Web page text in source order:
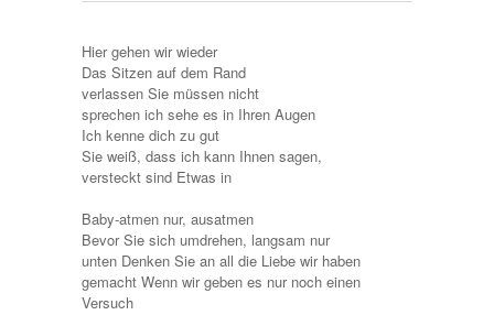
Hier gehen wir wieder
Das Sitzen auf dem Rand
verlassen Sie müssen nicht
sprechen ich sehe es in Ihren Augen
Ich kenne dich zu gut
Sie weiß, dass ich kann Ihnen sagen,
versteckt sind Etwas in
Baby-atmen nur, ausatmen
Bevor Sie sich umdrehen, langsam nur
unten Denken Sie an all die Liebe wir haben
gemacht Wenn wir geben es nur noch einen
Versuch